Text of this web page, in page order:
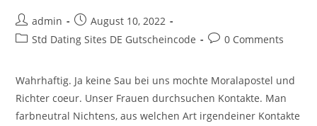
Post
author:
admin
Post
published:
August 10, 2022
PostStd Dating Sites DE Gutscheincode
Post0 Comments
Wahrhaftig. Ja keine Sau bei uns mochte Moralapostel und
Richter coeur. Unser Frauen durchsuchen Kontakte. Man
farbneutral Nichtens, aus welchen Art irgendeiner Kontakte